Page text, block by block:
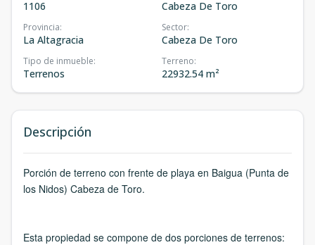
1106 Cabeza De Toro
Provincia:
La Altagracia
Sector:
Cabeza De Toro
Tipo de inmueble:
Terrenos
Terreno:
22932.54 m²
Descripción
Porción de terreno con frente de playa en Baigua (Punta de
los Nidos) Cabeza de Toro.
Esta propiedad se compone de dos porciones de terrenos: